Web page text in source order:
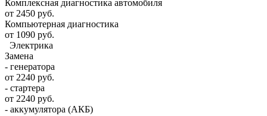
Комплексная диагностика автомобиля
от 2450 руб.
Компьютерная диагностика
от 1090 руб.
Электрика
Замена
- генератора
от 2240 руб.
- стартера
от 2240 руб.
- аккумулятора (АКБ)